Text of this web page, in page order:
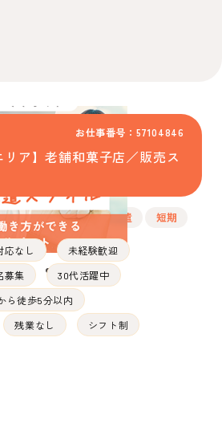
お仕事番号：57104846
リア】老舗和菓子店／販売ス
派遣 短期
応なし 未経験歓迎
募集 30代活躍中
ら徒歩5分以内
残業なし シフト制